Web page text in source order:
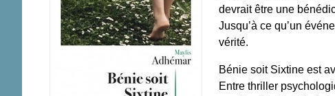
devrait être une
Jusqu’à ce qu’un
vérité.
Bénie soit Sixtine est
Entre thriller